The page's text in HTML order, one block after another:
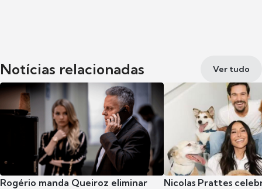
Notícias relacionadas Ver tudo
Rogério manda Queiroz eliminar
Nicolas Prattes